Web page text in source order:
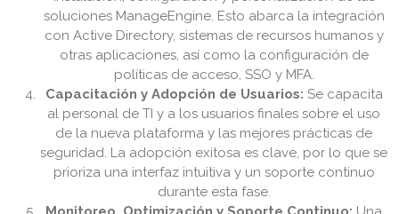
soluciones ManageEngine. Esto abarca la integración
con Active Directory, sistemas de recursos humanos y
otras aplicaciones, así como la configuración de
políticas de acceso, SSO y MFA.
Capacitación y Adopción de Usuarios: Se capacita
al personal de TI y a los usuarios finales sobre el uso
de la nueva plataforma y las mejores prácticas de
seguridad. La adopción exitosa es clave, por lo que se
prioriza una interfaz intuitiva y un soporte continuo
durante esta fase.